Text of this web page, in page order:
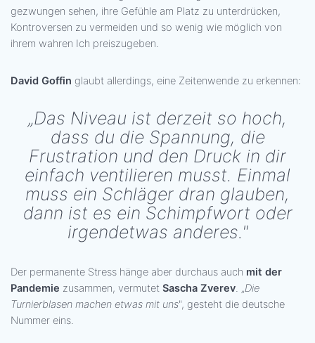
gezwungen sehen, ihre Gefühle am Platz zu unterdrücken,
Kontroversen zu vermeiden und so wenig wie möglich von
ihrem wahren Ich preiszugeben.
David Goffin glaubt allerdings, eine Zeitenwende zu erkennen:
„Das Niveau ist derzeit so hoch,
dass du die Spannung, die
Frustration und den Druck in dir
einfach ventilieren musst. Einmal
muss ein Schläger dran glauben,
dann ist es ein Schimpfwort oder
irgendetwas anderes."
Der permanente Stress hänge aber durchaus auch mit der
Pandemie zusammen, vermutet Sascha Zverev. „Die
Turnierblasen machen etwas mit uns", gesteht die deutsche
Nummer eins.